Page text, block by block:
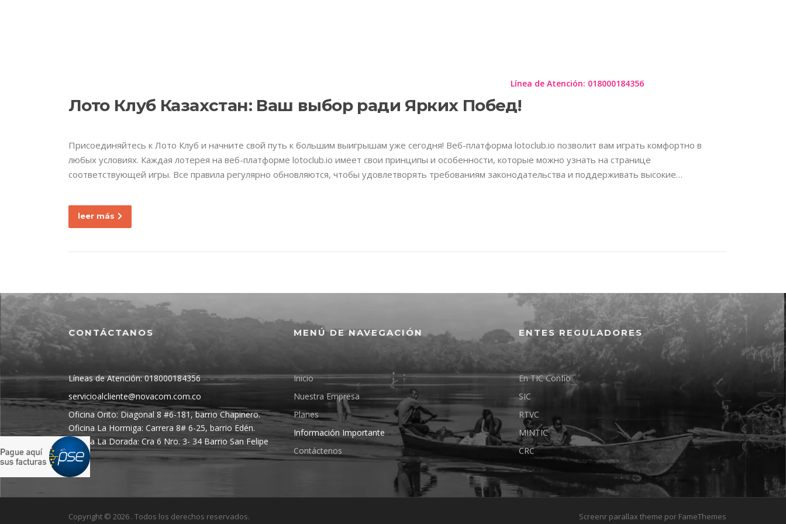
Línea de Atención: 018000184356
Лото Клуб Казахстан: Ваш выбор ради Ярких Побед!
Присоединяйтесь к Лото Клуб и начните свой путь к большим выигрышам уже сегодня! Веб-платформа lotoclub.io позволит вам играть комфортно в
любых условиях. Каждая лотерея на веб-платформе lotoclub.io имеет свои принципы и особенности, которые можно узнать на странице
соответствующей игры. Все правила регулярно обновляются, чтобы удовлетворять требованиям законодательства и поддерживать высокие…
leer más
CONTÁCTANOS
Líneas de Atención: 018000184356
servicioalcliente@novacom.com.co
Oficina Orito: Diagonal 8 #6-181, barrio Chapinero.
Oficina La Hormiga: Carrera 8# 6-25, barrio Edén.
Oficina La Dorada: Cra 6 Nro. 3- 34 Barrio San Felipe
MENÚ DE NAVEGACIÓN
Inicio
Nuestra Empresa
Planes
Información Importante
Contáctenos
ENTES REGULADORES
En TIC Confío
SIC
RTVC
MINTIC
CRC
Copyright © 2026 . Todos los derechos reservados. Screenr parallax theme por FameThemes